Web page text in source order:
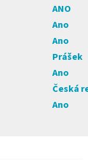
ANO
Ano
Ano
Prášek
Ano
Česká
Ano